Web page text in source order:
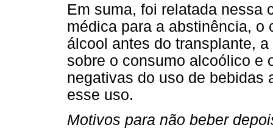
Em suma, foi relatada nessa
médica para a abstinência, o
álcool antes do transplante,
sobre o consumo alcoólico e
negativas do uso de bebidas
esse uso.
Motivos para não beber